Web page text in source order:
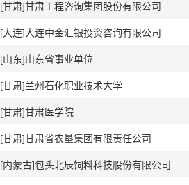
[甘肃]甘肃工程咨询集团股份有限公司
[大连]大连中金汇银投资咨询有限公司
[山东]山东省事业单位
[甘肃]兰州石化职业技术大学
[甘肃]甘肃医学院
[甘肃]甘肃省农垦集团有限责任公司
[内蒙古]包头北辰饲料科技股份有限公司